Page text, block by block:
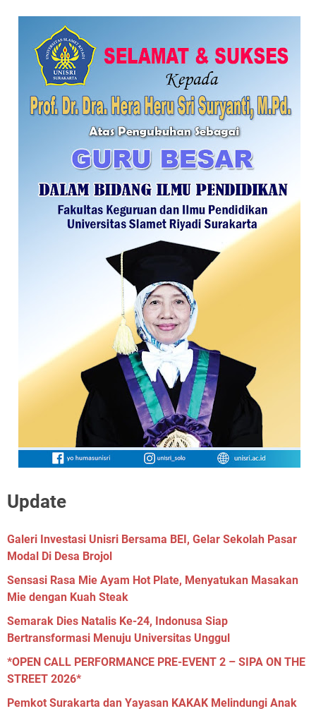
Update
Galeri Investasi Unisri Bersama BEI, Gelar Sekolah Pasar
Modal Di Desa Brojol
Sensasi Rasa Mie Ayam Hot Plate, Menyatukan Masakan
Mie dengan Kuah Steak
Semarak Dies Natalis Ke-24, Indonusa Siap
Bertransformasi Menuju Universitas Unggul
*OPEN CALL PERFORMANCE PRE-EVENT 2 – SIPA ON THE
STREET 2026*
Pemkot Surakarta dan Yayasan KAKAK Melindungi Anak